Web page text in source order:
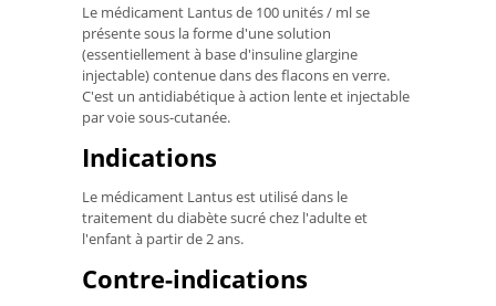
Le médicament Lantus de 100 unités / ml se
présente sous la forme d'une solution
(essentiellement à base d'insuline glargine
injectable) contenue dans des flacons en verre.
C'est un antidiabétique à action lente et injectable
par voie sous-cutanée.
Indications
Le médicament Lantus est utilisé dans le
traitement du diabète sucré chez l'adulte et
l'enfant à partir de 2 ans.
Contre-indications